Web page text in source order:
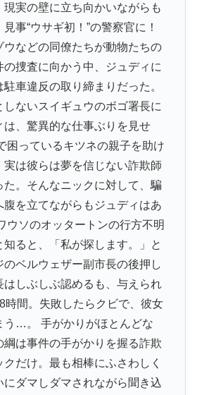
現実の壁に立ち向かいながらも
事“ウサギ初！”の警察官に！
ウなどの同僚たちが動物たちの
捜査に向かう中、ジュディに
車違反の取り締まりだった。
ないスイギュウのボゴ署長に
は、驚異的な仕事ぶりを見せ
困っているキツネの親子を助け
実は彼らは夢を信じない詐欺師
た。そんなニックに対して、騙
腹を立てながらもジュディはあ
ウソのオッタートンの行方不明
ると、「私が探します。」と
ベルウェザー副市長の後押し
はしぶしぶ認めるも、与えられ
時間。失敗したらクビで、彼女
う…。 手がかりがほとんどな
綱は事件の手がかりを握る詐欺
だけ。最も相棒にふさわしく
にダマしダマされながら聞き込